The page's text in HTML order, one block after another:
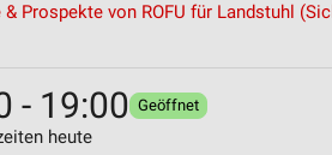
Prospekte von ROFU für Landstuhl
- 19:00 Geöffnet
heute